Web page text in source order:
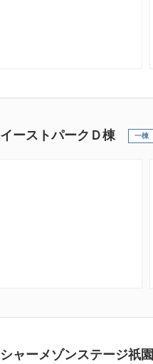
イーストパークＤ棟 一棟
シャーメゾンステージ祇園